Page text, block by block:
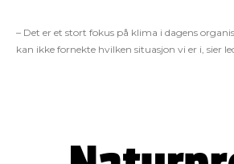
– Det er et stort fokus på klima i dagens
kan ikke fornekte hvilken situasjon vi er i, sier